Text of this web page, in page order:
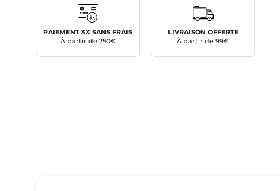
PAIEMENT 3X SANS FRAIS
À partir de 250€
LIVRAISON OFFERTE
À partir de 99€